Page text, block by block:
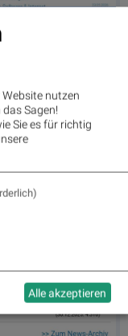
Website nutzen
Sagen!
Sie es für richtig
Alle akzeptieren